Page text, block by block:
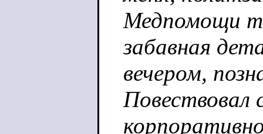
Медпомощи
забавная
вечером,
Повествовал